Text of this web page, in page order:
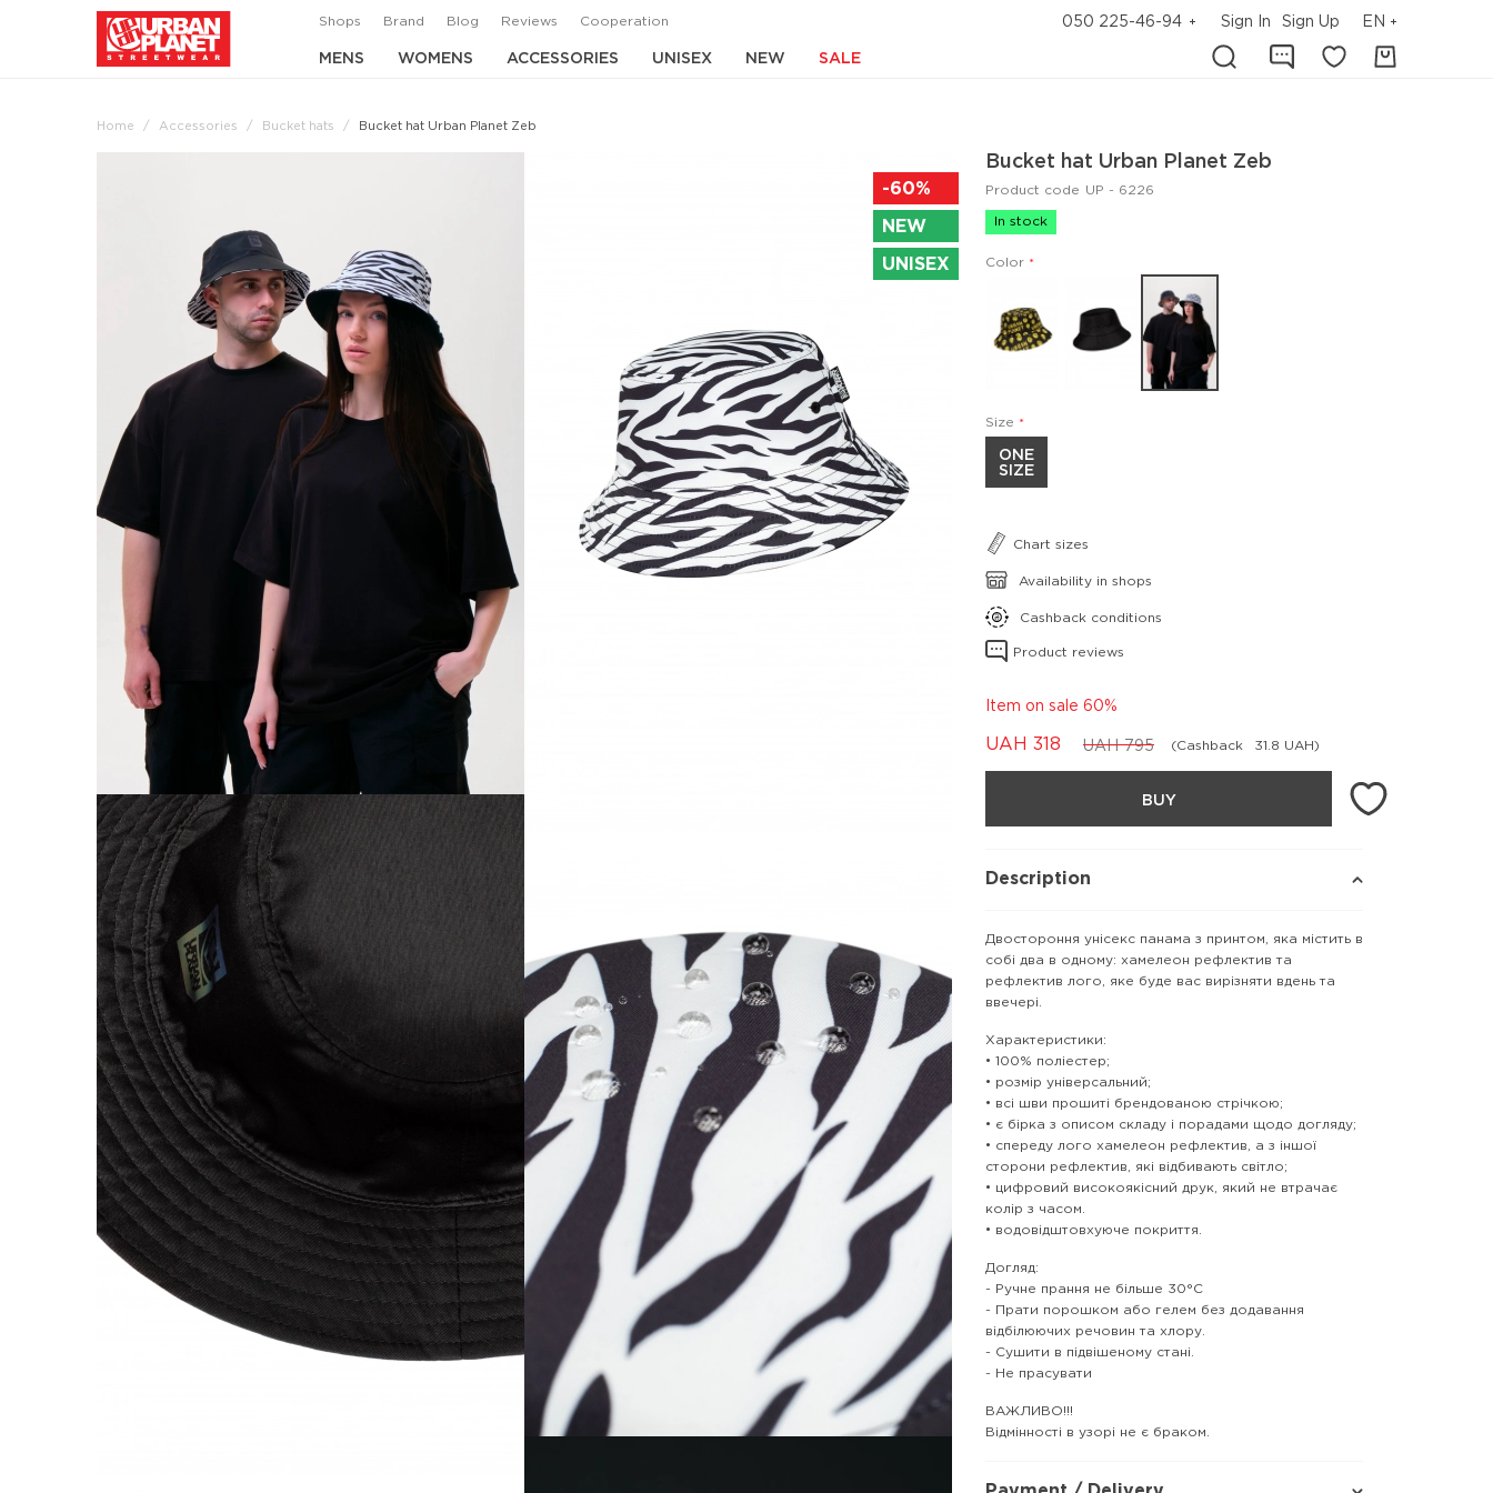
Shops Brand Blog Reviews Cooperation 050 225-46-94 Sign In Sign Up EN
MENS WOMENS ACCESSORIES UNISEX NEW SALE
Home Accessories Bucket hats Bucket hat Urban Planet Zeb
-60%
NEW
UNISEX
Bucket hat Urban Planet Zeb
Product code UP - 6226
In stock
Color
Size
ONE
SIZE
Chart sizes
Availability in shops
Cashback conditions
Product reviews
Item on sale 60%
UAH 795
UAH 318 (Cashback 31.8 UAH)
BUY
Description
Двостороння унісекс панама з принтом, яка містить в
собі два в одному: хамелеон рефлектив та
рефлектив лого, яке буде вас вирізняти вдень та
ввечері.
Характеристики:
• 100% поліестер;
• розмір універсальний;
• всі шви прошиті брендованою стрічкою;
• є бірка з описом складу і порадами щодо догляду;
• спереду лого хамелеон рефлектив, а з іншої
сторони рефлектив, які відбивають світло;
• цифровий високоякісний друк, який не втрачає
колір з часом.
• водовідштовхуюче покриття.
Догляд:
- Ручне прання не більше 30°C
- Прати порошком або гелем без додавання
відбілюючих речовин та хлору.
- Сушити в підвішеному стані.
- Не прасувати
ВАЖЛИВО!!!
Відмінності в узорі не є браком.